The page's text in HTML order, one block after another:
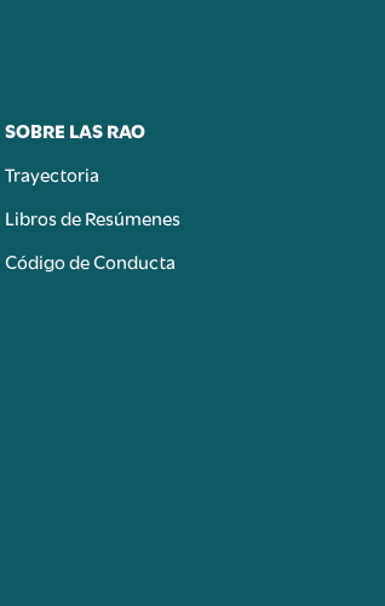
SOBRE LAS RAO
Trayectoria
Libros de Resúmenes
Código de Conducta